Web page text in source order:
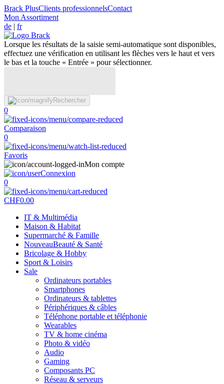
Brack PlusClients professionnelsContact
Mon Assortiment
de | fr
Lorsque les résultats de la saisie semi-automatique sont disponibles,
effectuez une vérification en utilisant les flèches vers le haut et vers
le bas et la touche « Entrée » pour sélectionner.
Rechercher
0
Comparaison
0
Favoris
Mon compte
Connexion
0
CHF0.00
IT & Multimédia
Maison & Habitat
Supermarché & Famille
NouveauBeauté & Santé
Bricolage & Hobby
Sport & Loisirs
Sale
Ordinateurs portables
Smartphones
Ordinateurs & tablettes
Périphériques & câbles
Téléphone portable et téléphonie
Wearables
TV & home cinéma
Photo & vidéo
Audio
Gaming
Composants PC
Réseau & serveurs